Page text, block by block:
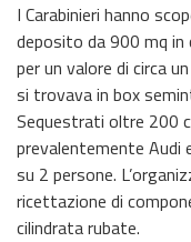
I Carabinieri hanno
deposito da 900 mq
per un valore di circa
si trovava in box
Sequestrati oltre 200
prevalentemente Audi
su 2 persone.
ricettazione di
cilindrata rubate.